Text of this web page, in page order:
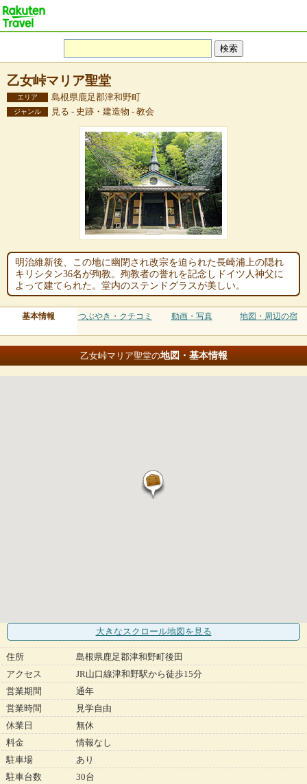
乙女峠マリア聖堂
エリア 島根県鹿足郡津和野町
ジャンル 見る - 史跡・建造物 - 教会
明治維新後、この地に幽閉され改宗を迫られた長崎浦上の隠れ
キリシタン36名が殉教。殉教者の誉れを記念しドイツ人神父に
よって建てられた。堂内のステンドグラスが美しい。
基本情報 つぶやき・クチコミ 動画・写真 地図・周辺の宿
乙女峠マリア聖堂の地図・基本情報
大きなスクロール地図 を見る
住所
島根県鹿足郡津和野町後田
アクセス
JR山口線津和野駅から徒歩15分
営業期間
通年
営業時間
見学自由
休業日
無休
料金
情報なし
駐車場
あり
駐車台数
30台